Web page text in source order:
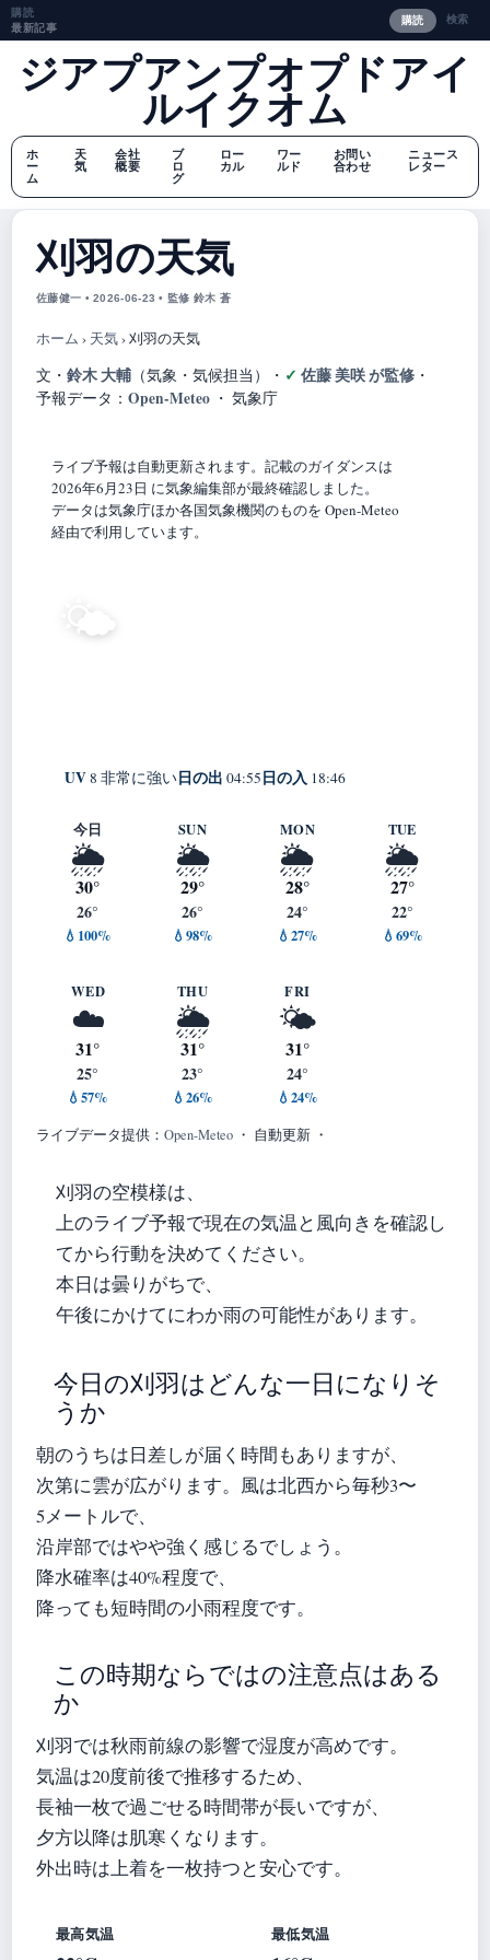
購読
最新記事
購読 検索
ジアプアンプオプドアイ
ルイクオム
ホ
ー
ム
天
気
会社
概要
ブ
ロ
グ
ロー
カル
ワー
ルド
お問い
合わせ
ニュース
レター
刈羽の天気
佐藤健一 • 2026-06-23 • 監修 鈴木 蒼
ホーム › 天気›刈羽の天気
文・ 鈴木 大輔 （気象・気候担当） ・ 佐藤 美咲 が監修 ・
予報データ： Open-Meteo ・ 気象庁
ライブ予報は自動更新されます。記載のガイダンスは
2026年6月23日 に気象編集部が最終確認しました。
データは気象庁ほか各国気象機関のものを Open-Meteo
経由で利用しています。
🌤️
UV8 非常に強い日の出 04:55日の入 18:46
今日
🌦️
30°
26°
💧100%
SUN
🌦️
29°
26°
💧98%
MON
🌦️
28°
24°
💧27%
TUE
🌦️
27°
22°
💧69%
WED
☁️
31°
25°
💧57%
THU
🌦️
31°
23°
💧26%
FRI
🌤️
31°
24°
💧24%
ライブデータ提供： Open-Meteo ・ 自動更新 ・
刈羽の空模様は、
上のライブ予報で現在の気温と風向きを確認し
てから行動を決めてください。
本日は曇りがちで、
午後にかけてにわか雨の可能性があります。
今日の刈羽はどんな一日になりそ
うか
朝のうちは日差しが届く時間もありますが、
次第に雲が広がります。風は北西から毎秒3〜
5メートルで、
沿岸部ではやや強く感じるでしょう。
降水確率は40%程度で、
降っても短時間の小雨程度です。
この時期ならではの注意点はある
か
刈羽では秋雨前線の影響で湿度が高めです。
気温は20度前後で推移するため、
長袖一枚で過ごせる時間帯が長いですが、
夕方以降は肌寒くなります。
外出時は上着を一枚持つと安心です。
最高気温 最低気温